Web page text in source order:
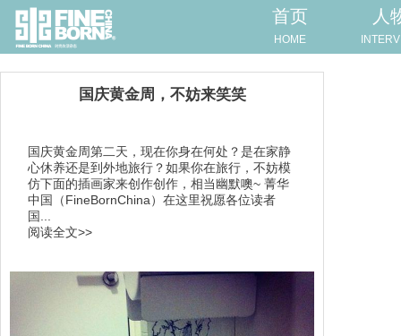
首页
HOME
人
国庆黄金周，不妨来笑笑
国庆黄金周第二天，现在你身在何处？是在家静
心休养还是到外地旅行？如果你在旅行，不妨模
仿下面的插画家来创作创作，相当幽默噢~ 菁华
中国（FineBornChina）在这里祝愿各位读者
国...
阅读全文>>